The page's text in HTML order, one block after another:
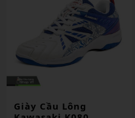
Giày Cầu Lông